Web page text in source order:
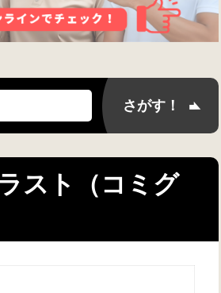
スト（コミグ